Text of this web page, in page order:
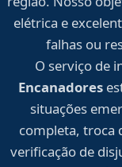
elétrica e
falhas ou
O serviço de
Encanadores
situações
completa, troca
verificação de